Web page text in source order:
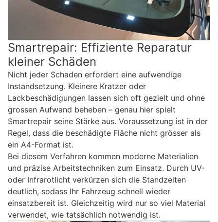
Smartrepair: Effiziente Reparatur
kleiner Schäden
Nicht jeder Schaden erfordert eine aufwendige
Instandsetzung. Kleinere Kratzer oder
Lackbeschädigungen lassen sich oft gezielt und ohne
grossen Aufwand beheben – genau hier spielt
Smartrepair seine Stärke aus. Voraussetzung ist in der
Regel, dass die beschädigte Fläche nicht grösser als
ein A4-Format ist.
Bei diesem Verfahren kommen moderne Materialien
und präzise Arbeitstechniken zum Einsatz. Durch UV-
oder Infrarotlicht verkürzen sich die Standzeiten
deutlich, sodass Ihr Fahrzeug schnell wieder
einsatzbereit ist. Gleichzeitig wird nur so viel Material
verwendet, wie tatsächlich notwendig ist.